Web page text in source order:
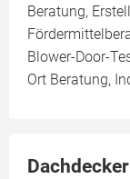
Beratung,
Blower-Door-
Ort Beratung,